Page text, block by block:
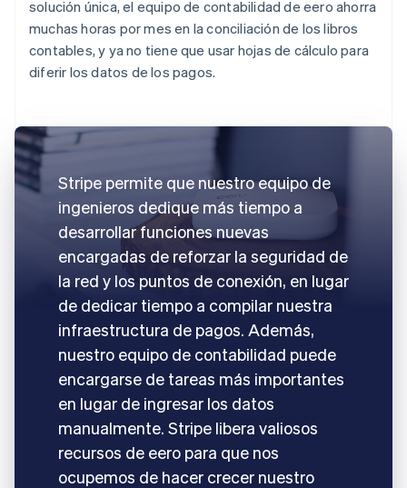
solución única, el equipo de contabilidad de eero ahorra
muchas horas por mes en la conciliación de los libros
contables, y ya no tiene que usar hojas de cálculo para
diferir los datos de los pagos.
Stripe permite que nuestro equipo de
ingenieros dedique más tiempo a
desarrollar funciones nuevas
encargadas de reforzar la seguridad de
la red y los puntos de conexión, en lugar
de dedicar tiempo a compilar nuestra
infraestructura de pagos. Además,
nuestro equipo de contabilidad puede
encargarse de tareas más importantes
en lugar de ingresar los datos
manualmente. Stripe libera valiosos
recursos de eero para que nos
ocupemos de hacer crecer nuestro